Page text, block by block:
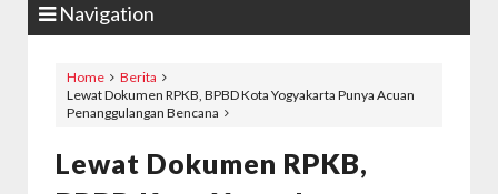
Navigation
Home
Berita
Lewat Dokumen RPKB, BPBD Kota Yogyakarta Punya Acuan
Penanggulangan Bencana
Lewat Dokumen RPKB,